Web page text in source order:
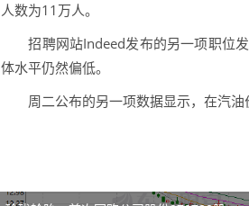
人数为11万人。
招聘网站Indeed发布的另一项职位发
体水平仍然偏低。
周二公布的另一项数据显示，在汽油